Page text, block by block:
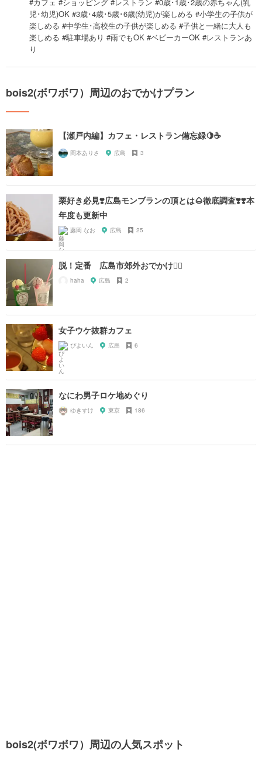
児･幼児)OK #3歳･4歳･5歳･6歳(幼児)が楽しめる #小学生の子供が
楽しめる #中学生･高校生の子供が楽しめる #子供と一緒に大人も
楽しめる #駐車場あり #雨でもOK #ベビーカーOK #レストランあ
り
bois2(ボワボワ）周辺のおでかけプラン
【瀬戸内編】カフェ・レストラン備忘録🍋☕️
岡本ありさ 広島 3
栗好き必見❣️広島モンブランの頂とは🌰徹底調査❣️❣️本
年度も更新中
藤岡 なお 広島 25
脱！定番 広島市郊外おでかけ🏃‍♀️
haha 広島 2
女子ウケ抜群カフェ
ぴよいん 広島 6
なにわ男子ロケ地めぐり
ゆきすけ 東京 186
bois2(ボワボワ）周辺の人気スポット